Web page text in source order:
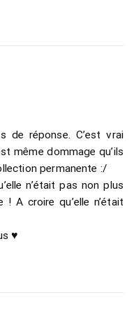
de réponse. C’est vrai
même dommage qu’ils
permanente :/
n’était pas non plus
A croire qu’elle n’était
♥